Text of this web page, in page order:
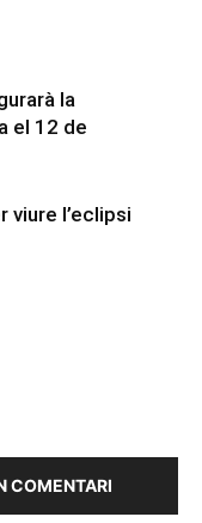
la
el 12 de
viure l’eclipsi
COMENTARI